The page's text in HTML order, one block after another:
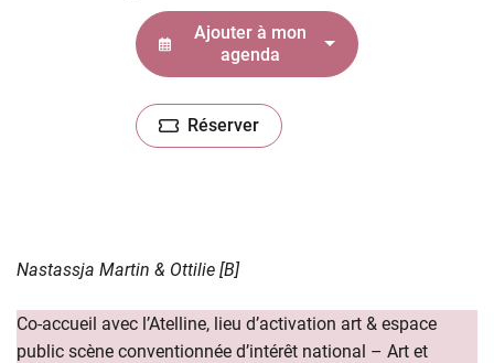
Ajouter à mon
agenda
Réserver
(ouverture dans un nouvel onglet)
Nastassja Martin & Ottilie [B]
Co-accueil avec l’Atelline, lieu d’activation art & espace
public scène conventionnée d’intérêt national – Art et